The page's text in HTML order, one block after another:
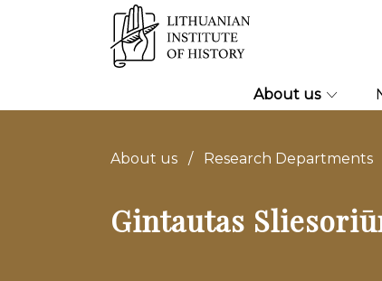
About us
About us / Research Departments
Gintautas